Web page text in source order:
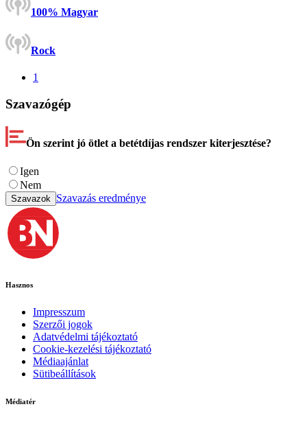
100% Magyar
Rock
1
Szavazógép
Ön szerint jó ötlet a betétdíjas rendszer kiterjesztése?
Igen
Nem
Szavazok Szavazás eredménye
Hasznos
Impresszum
Szerzői jogok
Adatvédelmi tájékoztató
Cookie-kezelési tájékoztató
Médiaajánlat
Sütibeállítások
Médiatér